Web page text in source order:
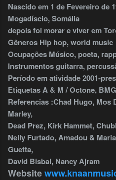
Nascido em 1 de Fevereiro de
Mogadíscio, Somália
depois foi morar e viver em
Gêneros Hip hop, world music
Ocupações Músico, poeta,
Instrumentos guitarra,
Período em atividade 2001-
Etiquetas A & M / Octone,
Referencias :Chad Hugo, Mos
Marley,
Dead Prez, Kirk Hammet,
Nelly Furtado, Amadou &
Guetta,
David Bisbal, Nancy Ajram
Website